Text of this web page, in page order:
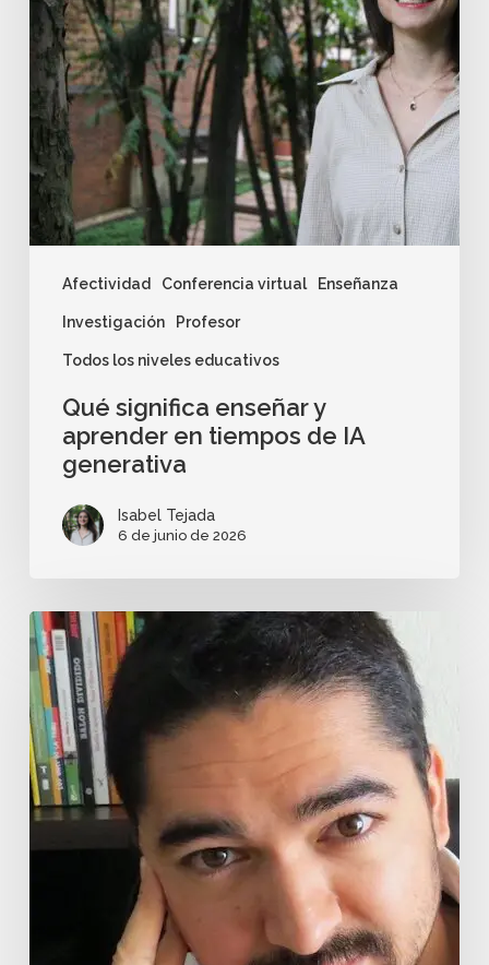
Afectividad Conferencia virtual Enseñanza
Investigación Profesor
Todos los niveles educativos
Qué significa enseñar y
aprender en tiempos de IA
generativa
Isabel Tejada
6 de junio de 2026